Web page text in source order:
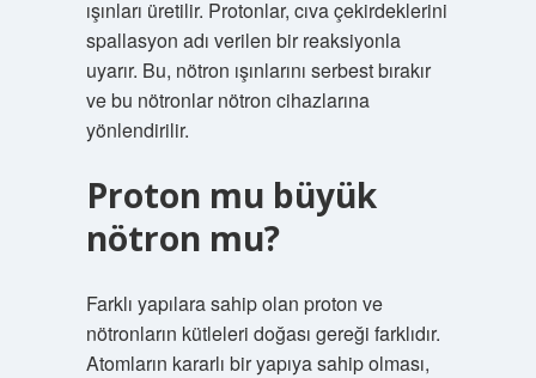
ışınları üretilir. Protonlar, cıva çekirdeklerini
spallasyon adı verilen bir reaksiyonla
uyarır. Bu, nötron ışınlarını serbest bırakır
ve bu nötronlar nötron cihazlarına
yönlendirilir.
Proton mu büyük
nötron mu?
Farklı yapılara sahip olan proton ve
nötronların kütleleri doğası gereği farklıdır.
Atomların kararlı bir yapıya sahip olması,